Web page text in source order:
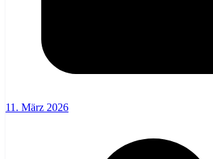
11. März 2026